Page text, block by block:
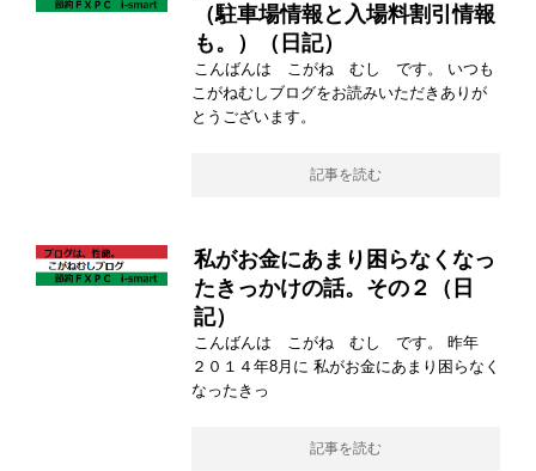
（駐車場情報と入場料割引情報
も。）（日記）
こんばんは こがね むし です。 いつも
こがねむしブログをお読みいただきありが
とうございます。
記事を読む
私がお金にあまり困らなくなっ
たきっかけの話。その２（日
記）
こんばんは こがね むし です。 昨年
２０１４年8月に 私がお金にあまり困らなく
なったきっ
記事を読む